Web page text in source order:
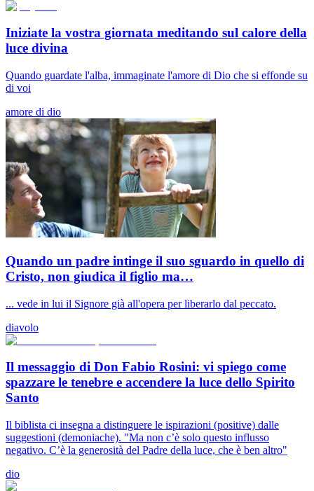
Iniziate la vostra giornata meditando sul calore della
luce divina
Quando guardate l'alba, immaginate l'amore di Dio che si effonde su
di voi
amore di dio
Quando un padre intinge il suo sguardo in quello di
Cristo, non giudica il figlio ma…
... vede in lui il Signore già all'opera per liberarlo dal peccato.
diavolo
Il messaggio di Don Fabio Rosini: vi spiego come
spazzare le tenebre e accendere la luce dello Spirito
Santo
Il biblista ci insegna a distinguere le ispirazioni (positive) dalle
suggestioni (demoniache). "Ma non c’è solo questo influsso
negativo. C’è la generosità del Padre della luce, che è ben altro"
dio